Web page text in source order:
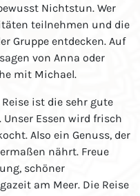
Nichtstun. Wer
teilnehmen und die
Gruppe entdecken. Auf
von Anna oder
mit Michael.
ist die sehr gute
Essen wird frisch
Also ein Genuss, der
nährt. Freue
schöner
am Meer. Die Reise